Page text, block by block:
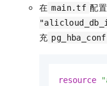
在 main.tf 配
充 pg_hba_conf
resource